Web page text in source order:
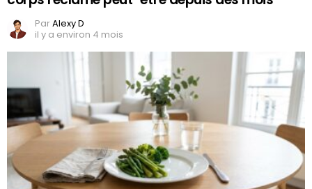
ParAlexy D
il y a environ 4 mois